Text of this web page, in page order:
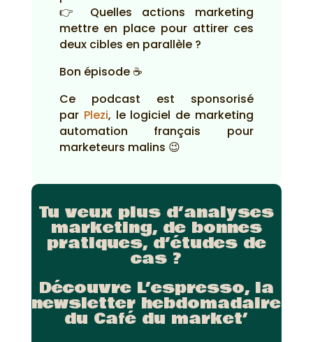
👉 Quelles actions marketing
mettre en place pour attirer ces
deux cibles en parallèle ?
Bon épisode ☕
Ce podcast est sponsorisé
par Plezi, le logiciel de marketing
automation français pour
marketeurs malins 😉
Tu veux plus d’analyses
marketing, de bonnes
pratiques, d’études de
cas ?
Découvre L’espresso, la
newsletter hebdomadaire
du Café du market’